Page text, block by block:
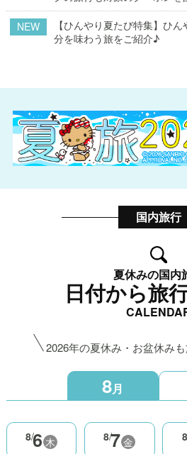
NEW
【ひんやり夏たび特集】ひ
分を味わう旅をご紹介♪
国内旅行
夏休みの国内
日付から旅
2026年の夏休み・お盆休み
8月
8/6 木 8/7 金 8